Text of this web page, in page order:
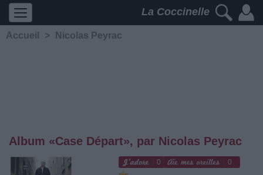
La Coccinelle
Accueil > Nicolas Peyrac
Album «Case Départ», par Nicolas Peyrac
0 0